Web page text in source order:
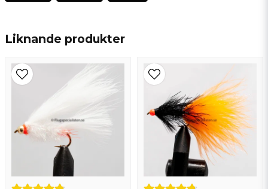
Liknande produkter
Namn
email
Mejladress
Ja, ni får publicera min fråga